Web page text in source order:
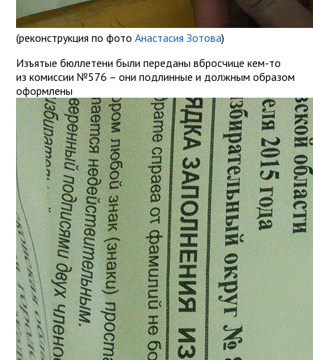
(реконструкция по фото Анастасия Зотова)
Изъятые бюллетени были переданы вбросчице кем-то
из комиссии №576 – они подлинные и должным образом
оформлены